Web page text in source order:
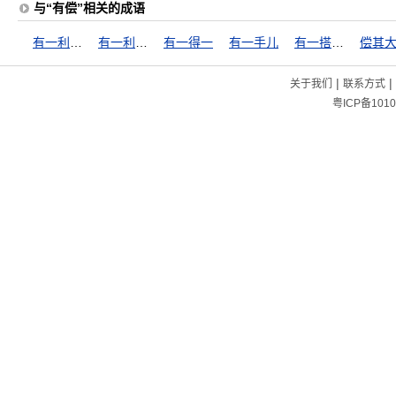
与“有偿”相关的成语
有一得一 有一手儿 偿其
关于我们 | 联系方式|
粤ICP备